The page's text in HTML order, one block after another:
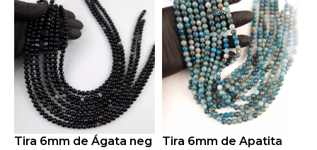
Tira 6mm de Ágata neg
Tira 6mm de Apatita